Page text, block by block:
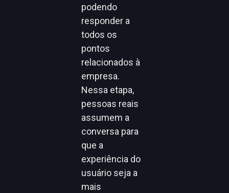
podendo
responder a
todos os
pontos
relacionados à
empresa.
Nessa etapa,
pessoas reais
assumem a
conversa para
que a
experiência do
usuário seja a
mais